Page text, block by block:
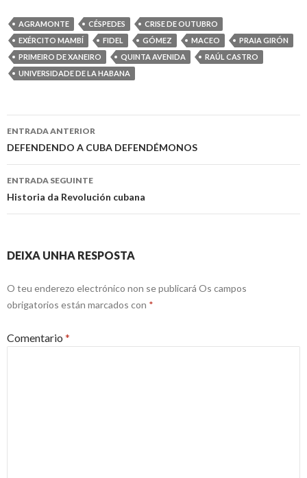
AGRAMONTE CÉSPEDES
CRISE DE OUTUBRO
EXÉRCITO MAMBÍ
FIDEL GÓMEZ MACEO
PRAIA GIRÓN
PRIMEIRO DE XANEIRO
QUINTA AVENIDA
RAÚL CASTRO
UNIVERSIDADE DE LA HABANA
Ir
a
entrada
ENTRADA ANTERIOR
DEFENDENDO A CUBA DEFENDÉMONOS
ENTRADA SEGUINTE
Historia da Revolución cubana
DEIXA UNHA RESPOSTA
O teu enderezo electrónico non se publicará Os campos
obrigatorios están marcados con *
Comentario *